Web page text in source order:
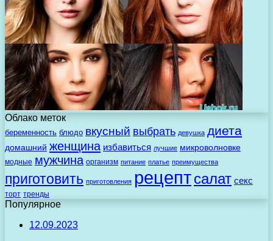
Облако меток
беременность блюдо вкусный выбрать девушка диета
домашний женщина избавиться лучшие микроволновке
модные мужчина организм питание платье преимущества
приготовить приготовления рецептсалат секс
торт тренды
Популярное
12.09.2023